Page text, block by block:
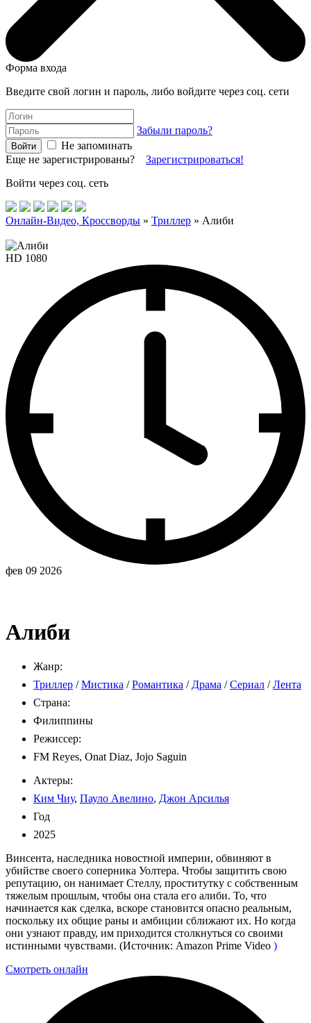
Форма входа
Введите свой логин и пароль, либо войдите через соц. сети
Забыли пароль?
Не запоминать
Еще не зарегистрированы? Зарегистрироваться!
Войти через соц. сеть
Онлайн-Видео, Кроссворды » Триллер » Алиби
HD 1080
фев 09 2026
Алиби
Жанр:
Триллер /Мистика /Романтика / Драма /Сериал /Лента
Страна:
Филиппины
Режиссер:
FM Reyes, Onat Diaz, Jojo Saguin
Актеры:
Ким Чиу, Пауло Авелино, Джон Арсилья
Год
2025
Винсента, наследника новостной империи, обвиняют в
убийстве своего соперника Уолтера. Чтобы защитить свою
репутацию, он нанимает Стеллу, проститутку с собственным
тяжелым прошлым, чтобы она стала его алиби. То, что
начинается как сделка, вскоре становится опасно реальным,
поскольку их общие раны и амбиции сближают их. Но когда
они узнают правду, им приходится столкнуться со своими
истинными чувствами. (Источник: Amazon Prime Video )
Смотреть онлайн